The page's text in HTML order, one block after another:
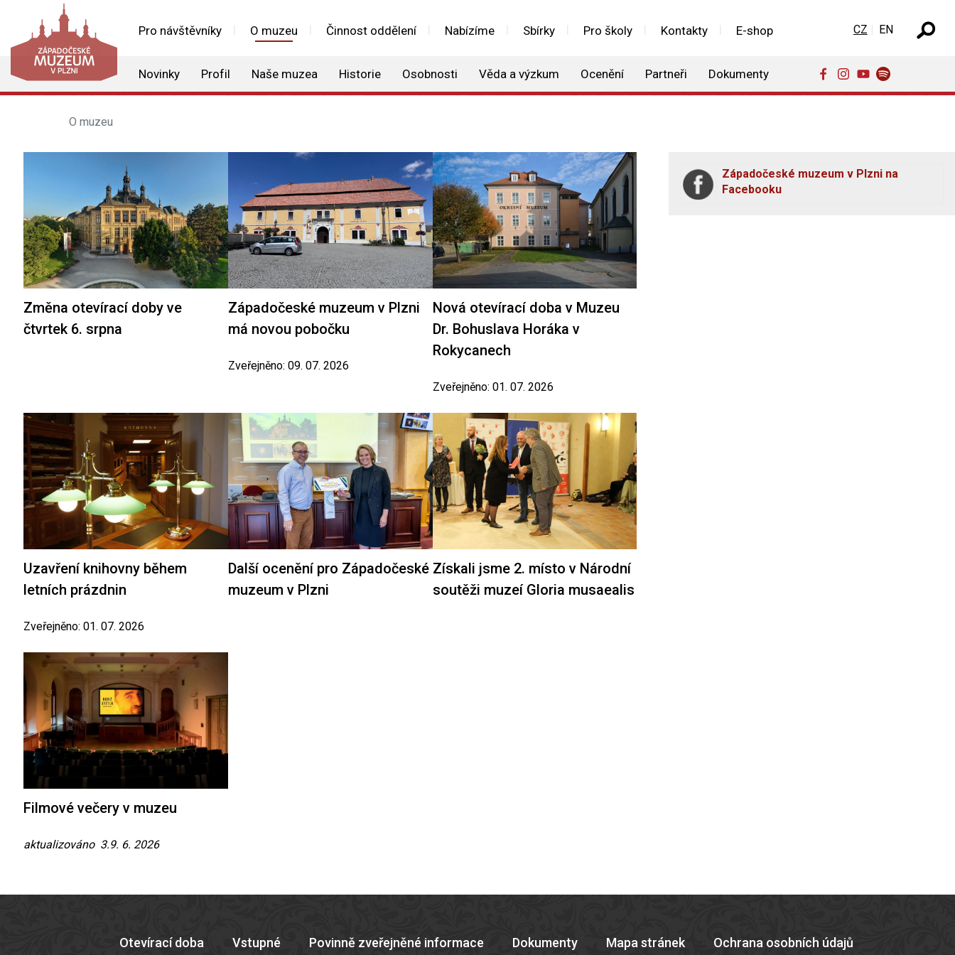
Pro návštěvníky O muzeu Činnost oddělení Nabízíme Sbírky Pro školy Kontakty E-shop
Novinky Profil Naše muzea Historie Osobnosti Věda a výzkum Ocenění Partneři Dokumenty
Zvolte jazyk
CZ EN
O muzeu
Změna otevírací doby ve
čtvrtek 6. srpna
Západočeské muzeum v Plzni
má novou pobočku
Zveřejněno: 09. 07. 2026
Nová otevírací doba v Muzeu
Dr. Bohuslava Horáka v
Rokycanech
Zveřejněno: 01. 07. 2026
Uzavření knihovny během
letních prázdnin
Zveřejněno: 01. 07. 2026
Další ocenění pro Západočeské
muzeum v Plzni
Získali jsme 2. místo v Národní
soutěži muzeí Gloria musaealis
Filmové večery v muzeu
aktualizováno 3.9. 6. 2026
Západočeské muzeum v Plzni na
Facebooku
Otevírací doba Vstupné Povinně zveřejněné informace Dokumenty Mapa stránek Ochrana osobních údajů